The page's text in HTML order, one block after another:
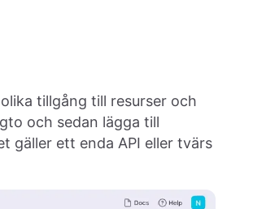
tillgång till resurser och
och sedan lägga till
gäller ett enda API eller tvärs